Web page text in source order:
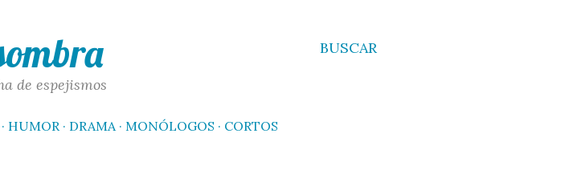
BUSCAR
de espejismos
HUMOR DRAMA MONÓLOGOS CORTOS